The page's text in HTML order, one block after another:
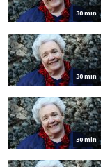
30 min
30 min
30 min